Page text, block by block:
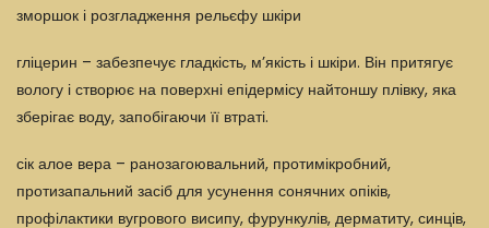
зморшок і розгладження рельєфу шкіри
гліцерин – забезпечує гладкість, м’якість і шкіри. Він притягує
вологу і створює на поверхні епідермісу найтоншу плівку, яка
зберігає воду, запобігаючи її втраті.
сік алое вера – ранозагоювальний, протимікробний,
протизапальний засіб для усунення сонячних опіків,
профілактики вугрового висипу, фурункулів, дерматиту, синців,